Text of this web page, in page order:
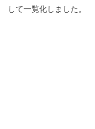
して一覧化しました。